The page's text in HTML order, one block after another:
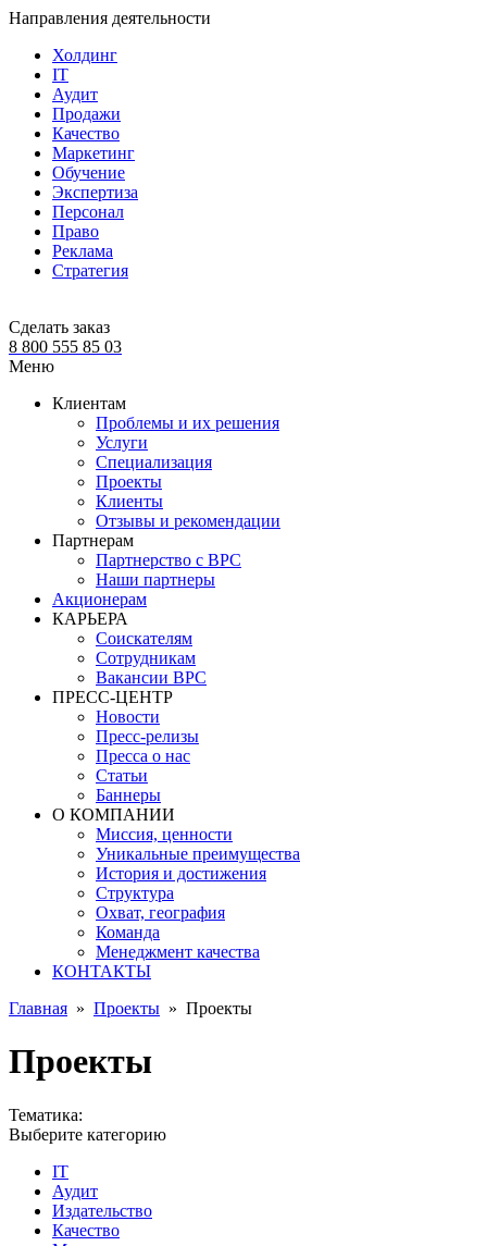
Направления деятельности
Холдинг
IT
Аудит
Продажи
Качество
Маркетинг
Обучение
Экспертиза
Персонал
Право
Реклама
Стратегия
Сделать заказ
8 800 555 85 03
Меню
Клиентам
Проблемы и их решения
Услуги
Специализация
Проекты
Клиенты
Отзывы и рекомендации
Партнерам
Партнерство с BPC
Наши партнеры
Акционерам
КАРЬЕРА
Соискателям
Сотрудникам
Вакансии BPC
ПРЕСС-ЦЕНТР
Новости
Пресс-релизы
Пресса о нас
Статьи
Баннеры
О КОМПАНИИ
Миссия, ценности
Уникальные преимущества
История и достижения
Структура
Охват, география
Команда
Менеджмент качества
КОНТАКТЫ
Главная » Проекты » Проекты
Проекты
Тематика:
Выберите категорию
IT
Аудит
Издательство
Качество